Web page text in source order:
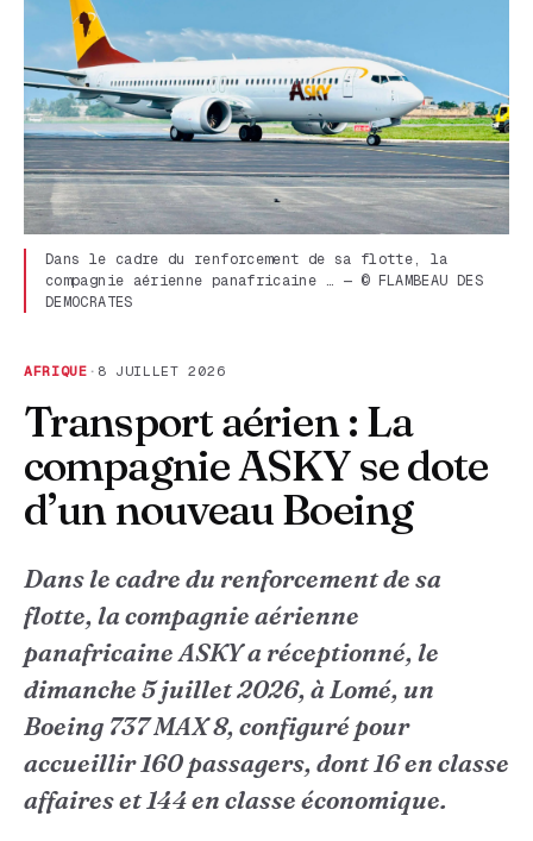
Dans le cadre du renforcement de sa flotte, la
compagnie aérienne panafricaine … — © FLAMBEAU DES
DEMOCRATES
AFRIQUE · 8 JUILLET 2026
Transport aérien : La
compagnie ASKY se dote
d’un nouveau Boeing
Dans le cadre du renforcement de sa
flotte, la compagnie aérienne
panafricaine ASKY a réceptionné, le
dimanche 5 juillet 2026, à Lomé, un
Boeing 737 MAX 8, configuré pour
accueillir 160 passagers, dont 16 en classe
affaires et 144 en classe économique.